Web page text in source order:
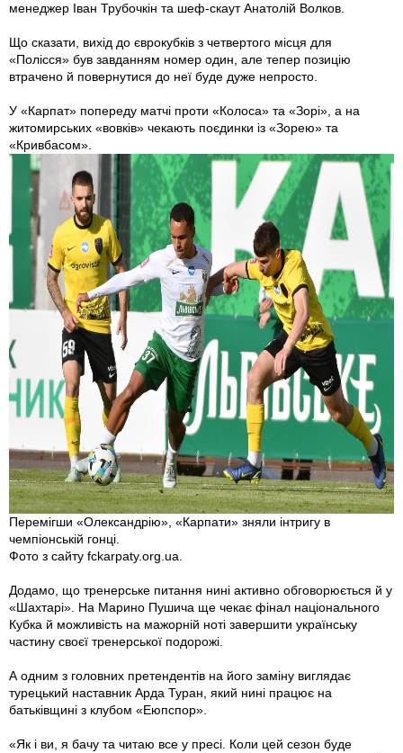
менеджер Іван Трубочкін та шеф-скаут Анатолій Волков.
Що сказати, вихід до єврокубків з четвертого місця для
«Полісся» був завданням номер один, але тепер позицію
втрачено й повернутися до неї буде дуже непросто.
У «Карпат» попереду матчі проти «Колоса» та «Зорі», а на
житомирських «вовків» чекають поєдинки із «Зорею» та
«Кривбасом».
Перемігши «Олександрію», «Карпати» зняли інтригу в
чемпіонській гонці.
Фото з сайту fckarpaty.org.ua.
Додамо, що тренерське питання нині активно обговорюється й у
«Шахтарі». На Марино Пушича ще чекає фінал національного
Кубка й можливість на мажорній ноті завершити українську
частину своєї тренерської подорожі.
А одним з головних претендентів на його заміну виглядає
турецький наставник Арда Туран, який нині працює на
батьківщині з клубом «Еюпспор».
«Як і ви, я бачу та читаю все у пресі. Коли цей сезон буде